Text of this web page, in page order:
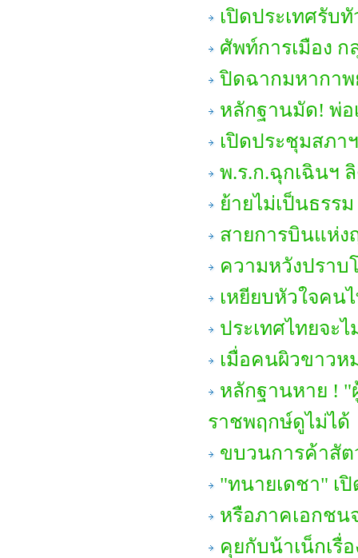
เปิดประเทศรับ
ศัพท์การเมือง
ปิดฉากมหากาพ
หลักฐานมัด! พ่อ
เปิดประชุมสภา
พ.ร.ก.ฉุกเฉินฯ
ย้ายไม่เป็นธรรม
สายการบินแห่
ความหวังปราบ
เหยียบหัวใจคน
ประเทศไทยจะ
เมื่อคนผิวขาวห
หลักฐานหาย ! "
ราชพฤกษ์ดูไม่ได้
ขบวนการค้าสัต
"ทนายเดชา" เ
หรือภาคเอกชน
คุยกับน้าเน็กเรื่